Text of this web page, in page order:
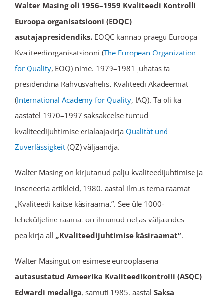
Walter Masing oli 1956–1959 Kvaliteedi Kontrolli
Euroopa organisatsiooni (EOQC)
asutajapresidendiks. EOQC kannab praegu Euroopa
Kvaliteediorganisatsiooni (The European Organization
for Quality, EOQ) nime. 1979–1981 juhatas ta
presidendina Rahvusvahelist Kvaliteedi Akadeemiat
(International Academy for Quality, IAQ). Ta oli ka
aastatel 1970–1997 saksakeelse tuntud
kvaliteedijuhtimise erialaajakirja Qualität und
Zuverlässigkeit (QZ) väljaandja.
Walter Masing on kirjutanud palju kvaliteedijuhtimise ja
inseneeria artikleid, 1980. aastal ilmus tema raamat
„Kvaliteedi kaitse käsiraamat”. See üle 1000-
leheküljeline raamat on ilmunud neljas väljaandes
pealkirja all „Kvaliteedijuhtimise käsiraamat”.
Walter Masingut on esimese eurooplasena
autasustatud Ameerika Kvaliteedikontrolli (ASQC)
Edwardi medaliga, samuti 1985. aastal Saksa